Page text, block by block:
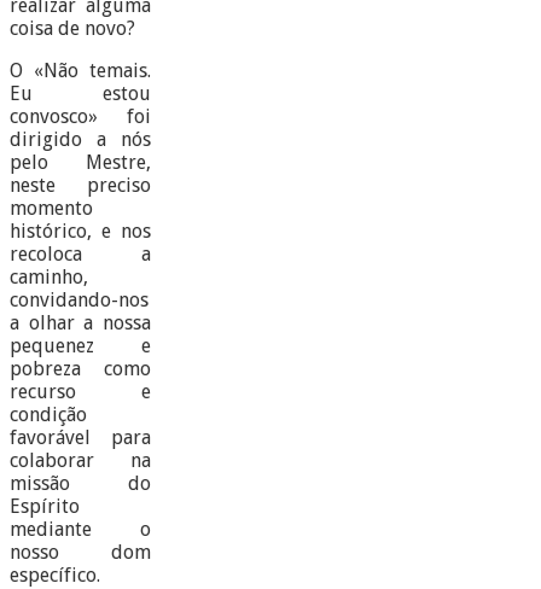
realizar alguma
coisa de novo?
O «Não temais.
Eu estou
convosco» foi
dirigido a nós
pelo Mestre,
neste preciso
momento
histórico, e nos
recoloca a
caminho,
convidando-nos
a olhar a nossa
pequenez e
pobreza como
recurso e
condição
favorável para
colaborar na
missão do
Espírito
mediante o
nosso dom
específico.